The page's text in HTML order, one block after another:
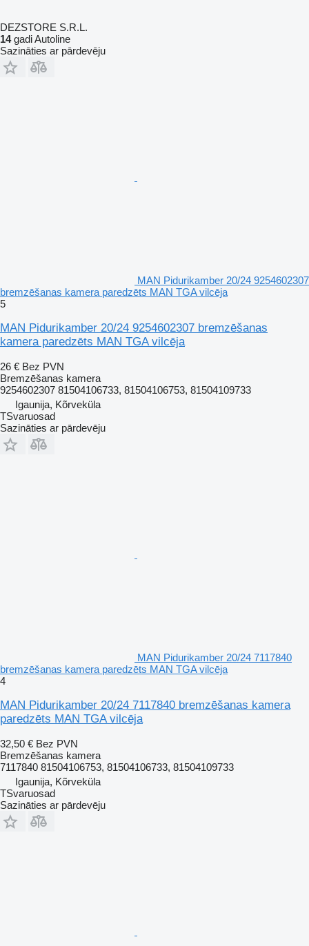
DEZSTORE S.R.L.
14gadi Autoline
Sazināties ar pārdevēju
MAN Pidurikamber 20/24 9254602307
bremzēšanas kamera paredzēts MAN TGA vilcēja
5
MAN Pidurikamber 20/24 9254602307 bremzēšanas
kamera paredzēts MAN TGA vilcēja
26 € Bez PVN
Bremzēšanas kamera
9254602307 81504106733, 81504106753, 81504109733
Igaunija, Kõrveküla
TSvaruosad
Sazināties ar pārdevēju
MAN Pidurikamber 20/24 7117840
bremzēšanas kamera paredzēts MAN TGA vilcēja
4
MAN Pidurikamber 20/24 7117840 bremzēšanas kamera
paredzēts MAN TGA vilcēja
32,50 € Bez PVN
Bremzēšanas kamera
7117840 81504106753, 81504106733, 81504109733
Igaunija, Kõrveküla
TSvaruosad
Sazināties ar pārdevēju